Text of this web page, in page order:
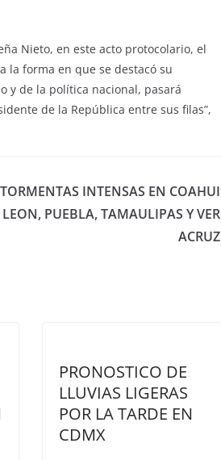
Nieto, en este acto protocolario, el
la forma en que se destacó su
y de la política nacional, pasará
de la República entre sus filas”,
INTENSAS EN COAHUI
PUEBLA, TAMAULIPAS Y VER
ACRUZ
PRONOSTICO DE
LLUVIAS LIGERAS
POR LA TARDE EN
CDMX